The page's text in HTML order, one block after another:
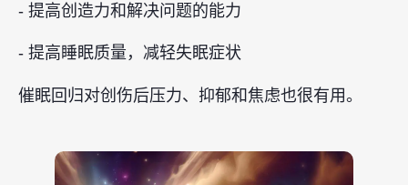
- 提高创造力和解决问题的能力
- 提高睡眠质量，减轻失眠症状
催眠回归对创伤后压力、抑郁和焦虑也很有用。